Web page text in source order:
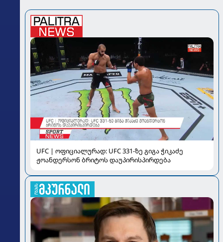
UFC | ოფიციალურად: UFC 331-ზე გიგა ჭიკაძე
ჟოანდერსონ ბრიტოს დაუპირისპირდება